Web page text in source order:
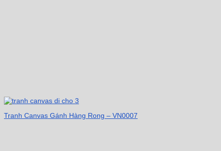
Tranh Canvas Gánh Hàng Rong – VN0007